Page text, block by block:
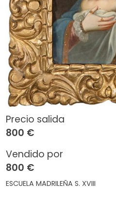
Precio salida
800 €
Vendido por
800 €
ESCUELA MADRILEÑA S. XVIII